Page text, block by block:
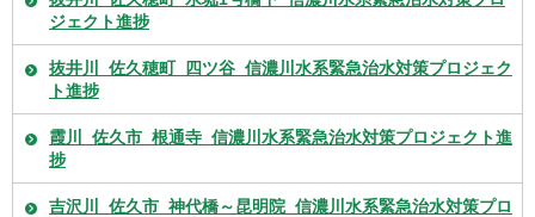
ジェクト進捗
抜井川_佐久穂町_四ツ谷_信濃川水系緊急治水対策プロジェク
ト進捗
霞川_佐久市_根通寺_信濃川水系緊急治水対策プロジェクト進
捗
吉沢川_佐久市_神代橋～昆明院_信濃川水系緊急治水対策プロ